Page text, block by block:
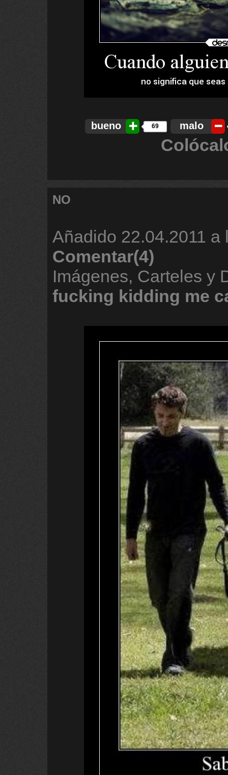
bueno 69 malo
NO
Añadido 22.04.2011 a
Comentar(4)
Imágenes, Carteles y
fucking kidding me